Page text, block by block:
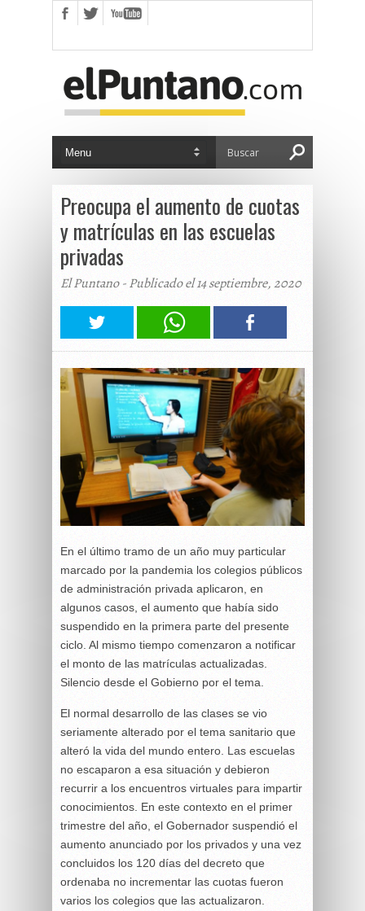
Preocupa el aumento de cuotas
y matrículas en las escuelas
privadas
El Puntano - Publicado el 14 septiembre, 2020
En el último tramo de un año muy particular
marcado por la pandemia los colegios públicos
de administración privada aplicaron, en
algunos casos, el aumento que había sido
suspendido en la primera parte del presente
ciclo. Al mismo tiempo comenzaron a notificar
el monto de las matrículas actualizadas.
Silencio desde el Gobierno por el tema.
El normal desarrollo de las clases se vio
seriamente alterado por el tema sanitario que
alteró la vida del mundo entero. Las escuelas
no escaparon a esa situación y debieron
recurrir a los encuentros virtuales para impartir
conocimientos. En este contexto en el primer
trimestre del año, el Gobernador suspendió el
aumento anunciado por los privados y una vez
concluidos los 120 días del decreto que
ordenaba no incrementar las cuotas fueron
varios los colegios que las actualizaron.